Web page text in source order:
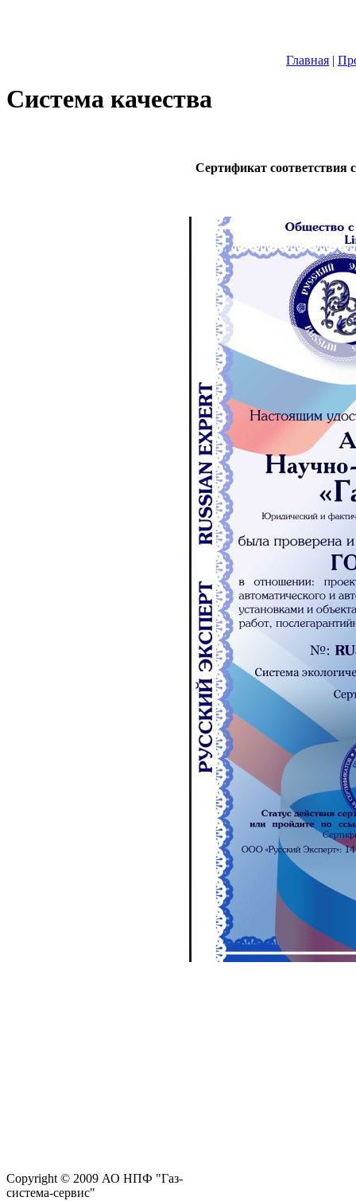
Главная |
Система качества
Сертификат соответствия
Copyright © 2009 АО НПФ "Газ-
система-сервис"